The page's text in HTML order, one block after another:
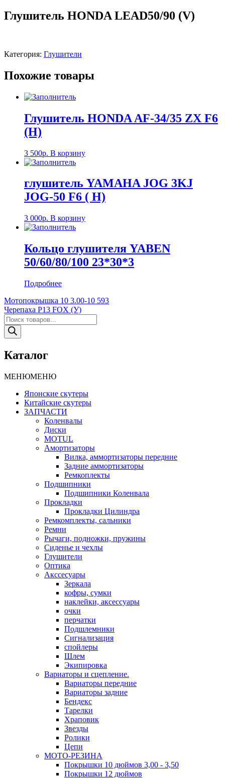
Глушитель HONDA LEAD50/90 (V)
Категория: Глушители
Похожие товары
Глушитель HONDA AF-34/35 ZX F6
(Н)
3 500р. В корзину
глушитель YAMAHA JOG 3KJ
JOG-50 F6 ( Н)
3 000р. В корзину
Кольцо глушителя YABEN
50/60/80/100 23*30*3
Подробнее
Навигация
по
записям
Мотопокрышка 10 3.00-10 593
Черепаха P13 FOX (У)
Поиск
товаров
Каталог
МЕНЮМЕНЮ
Японские скутеры
Китайские скутеры
ЗАПЧАСТИ
Коленвалы
Диски
MOTUL
Амортизаторы
Вилка, аммортизаторы передние
Задние аммортизаторы
Ремкоплекты
Подшипники
Подшипники Коленвала
Прокладки
Прокладки Цилиндра
Ремкомплекты, сальники
Ремни
Рычаги, подножки, пружины
Сиденье и чехлы
Глушители
Оптика
Акссесуары
Зеркала
кофры, сумки
наклейки, аксессуары
очки
перчатки
Подшлемники
Сигнализация
спойлеры
Шлем
Экипировка
Вариаторы и сцепление.
Вариаторы передние
Вариаторы задние
Бендекс
Тарелки
Храповик
Звезды
Ролики
Цепи
МОТО-РЕЗИНА
Покрышки 10 дюймов 3,00 - 3,50
Покрышки 12 дюймов